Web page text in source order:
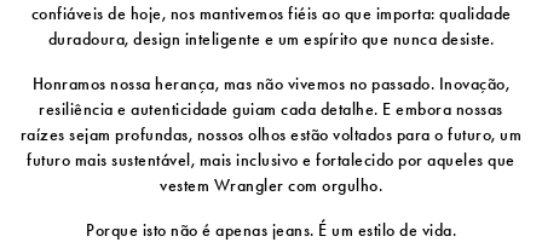
confiáveis ​​de hoje, nos mantivemos fiéis ao que importa: qualidade
duradoura, design inteligente e um espírito que nunca desiste.
Honramos nossa herança, mas não vivemos no passado. Inovação,
resiliência e autenticidade guiam cada detalhe. E embora nossas
raízes sejam profundas, nossos olhos estão voltados para o futuro, um
futuro mais sustentável, mais inclusivo e fortalecido por aqueles que
vestem Wrangler com orgulho.
Porque isto não é apenas jeans. É um estilo de vida.